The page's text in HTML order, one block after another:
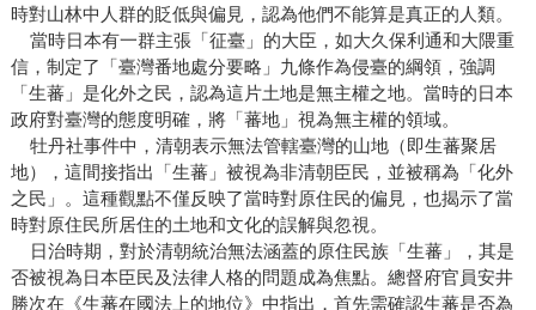
時對山林中人群的貶低與偏見，認為他們不能算是真正的人類。
當時日本有一群主張「征臺」的大臣，如大久保利通和大隈重
信，制定了「臺灣番地處分要略」九條作為侵臺的綱領，強調
「生蕃」是化外之民，認為這片土地是無主權之地。當時的日本
政府對臺灣的態度明確，將「蕃地」視為無主權的領域。
牡丹社事件中，清朝表示無法管轄臺灣的山地（即生蕃聚居
地），這間接指出「生蕃」被視為非清朝臣民，並被稱為「化外
之民」。這種觀點不僅反映了當時對原住民的偏見，也揭示了當
時對原住民所居住的土地和文化的誤解與忽視。
日治時期，對於清朝統治無法涵蓋的原住民族「生蕃」，其是
否被視為日本臣民及法律人格的問題成為焦點。總督府官員安井
勝次在《生蕃在國法上的地位》中指出，首先需確認生蕃是否為